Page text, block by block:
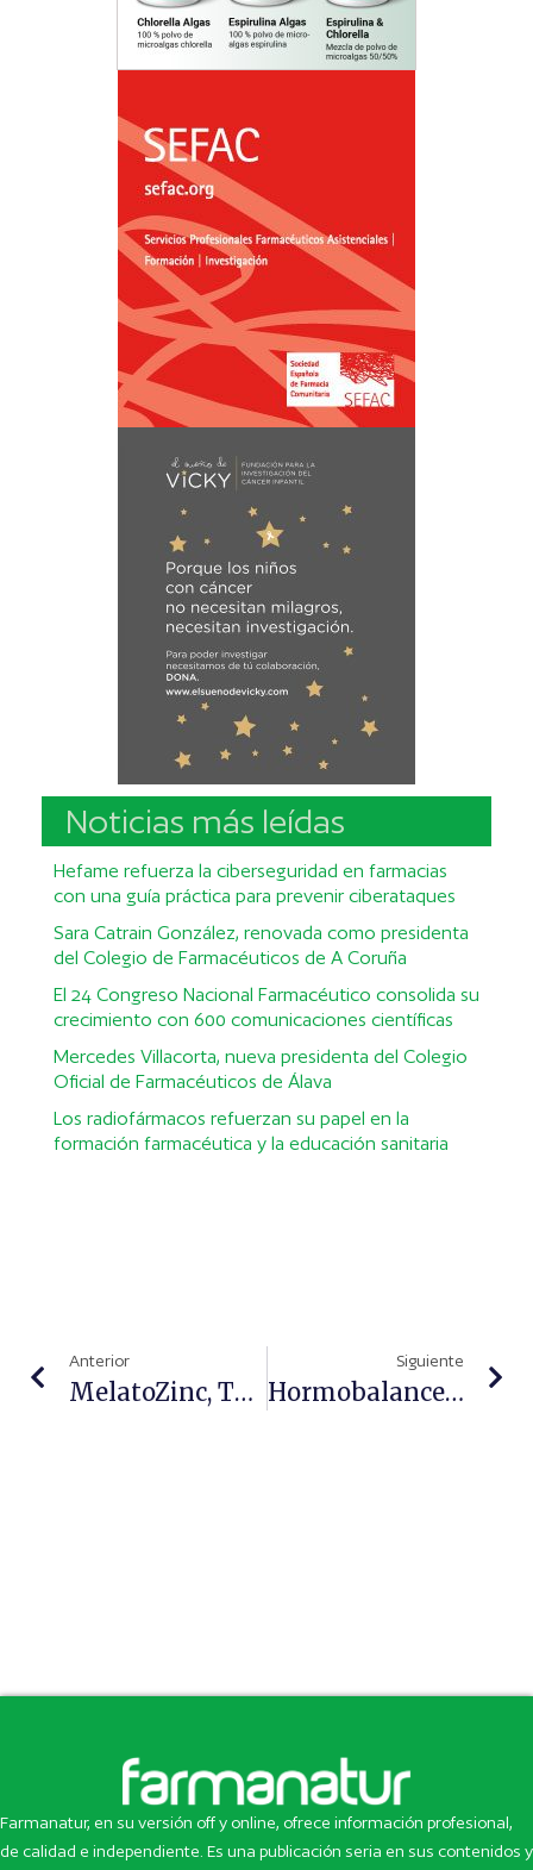
Noticias más leídas
Hefame refuerza la ciberseguridad en farmacias
con una guía práctica para prevenir ciberataques
Sara Catrain González, renovada como presidenta
del Colegio de Farmacéuticos de A Coruña
El 24 Congreso Nacional Farmacéutico consolida su
crecimiento con 600 comunicaciones científicas
Mercedes Villacorta, nueva presidenta del Colegio
Oficial de Farmacéuticos de Álava
Los radiofármacos refuerzan su papel en la
formación farmacéutica y la educación sanitaria
Anterior
MelatoZinc, Tu Aliado Para Favorecer El Sueño Reparador
Siguiente
Hormobalance: Equilibrio Hormonal Femenino
Farmanatur, en su versión off y online, ofrece información profesional,
de calidad e independiente. Es una publicación seria en sus contenidos y